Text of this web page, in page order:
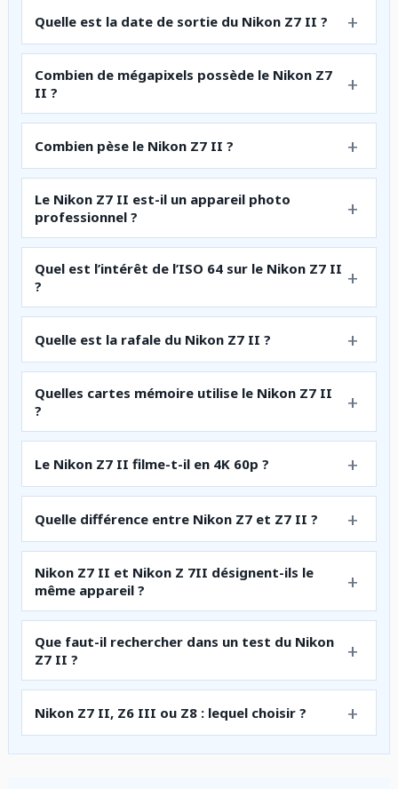
Quelle est la date de sortie du Nikon Z7 II ?
Combien de mégapixels possède le Nikon Z7
II ?
Combien pèse le Nikon Z7 II ?
Le Nikon Z7 II est-il un appareil photo
professionnel ?
Quel est l’intérêt de l’ISO 64 sur le Nikon Z7 II
?
Quelle est la rafale du Nikon Z7 II ?
Quelles cartes mémoire utilise le Nikon Z7 II
?
Le Nikon Z7 II filme-t-il en 4K 60p ?
Quelle différence entre Nikon Z7 et Z7 II ?
Nikon Z7 II et Nikon Z 7II désignent-ils le
même appareil ?
Que faut-il rechercher dans un test du Nikon
Z7 II ?
Nikon Z7 II, Z6 III ou Z8 : lequel choisir ?